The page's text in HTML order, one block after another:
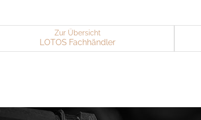
Zur Übersicht
LOTOS Fach­händ­ler